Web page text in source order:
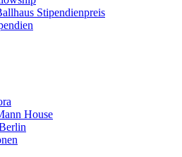
Stipendienpreis
House